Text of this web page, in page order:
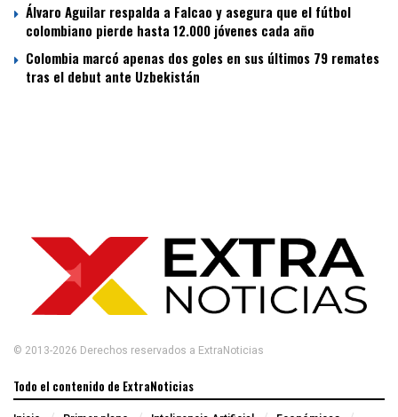
Álvaro Aguilar respalda a Falcao y asegura que el fútbol
colombiano pierde hasta 12.000 jóvenes cada año
Colombia marcó apenas dos goles en sus últimos 79 remates
tras el debut ante Uzbekistán
© 2013-2026 Derechos reservados a ExtraNoticias
Todo el contenido de ExtraNoticias